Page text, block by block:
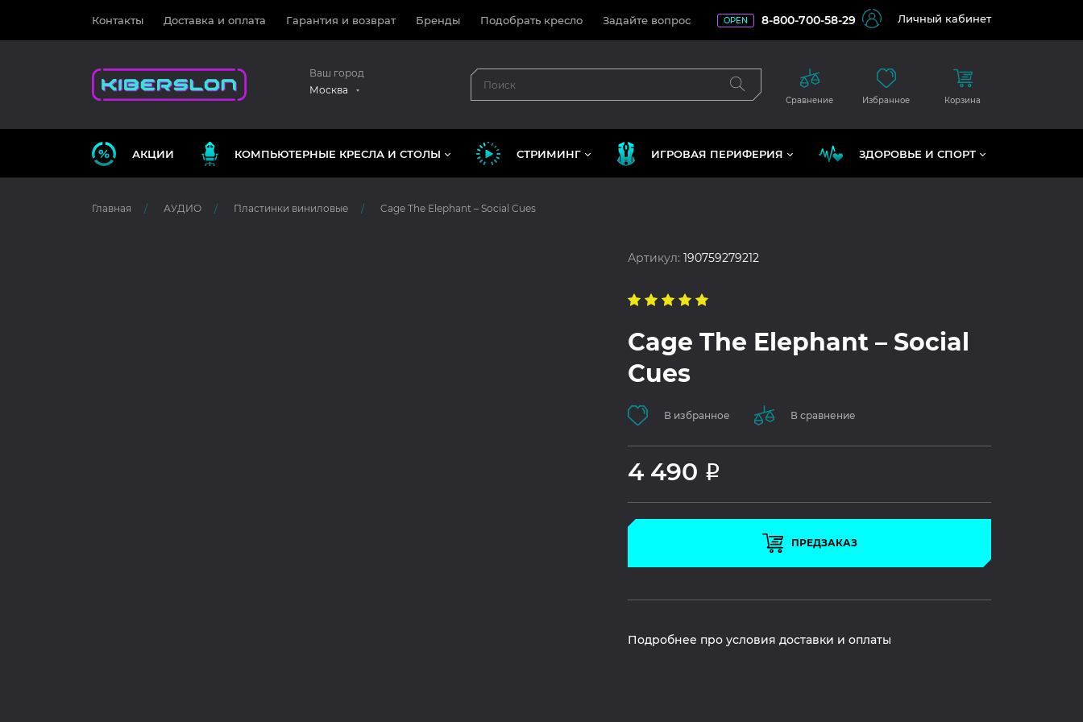
Контакты Доставка и оплата Гарантия и возврат Бренды Подобрать кресло Задайте вопрос OPEN 8-800-700-58-29 Личный кабинет
Ваш город
Москва
Сравнение Избранное Корзина
АКЦИИ КОМПЬЮТЕРНЫЕ КРЕСЛА И СТОЛЫ СТРИМИНГ ИГРОВАЯ ПЕРИФЕРИЯ ЗДОРОВЬЕ И СПОРТ
Главная АУДИО Пластинки виниловые Cage The Elephant – Social Cues
Артикул:190759279212
Cage The Elephant – Social
Cues
В избранное В сравнение
4 490 Р
ПРЕДЗАКАЗ
Подробнее про условия доставки и оплаты